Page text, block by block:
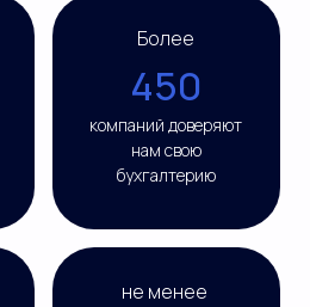
Более
450
компаний доверяют
нам свою
бухгалтерию
не менее